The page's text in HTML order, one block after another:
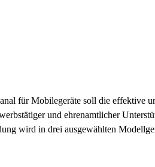
für Mobilegeräte soll die effektive
und ehrenamtlicher
wird in drei ausgewählten